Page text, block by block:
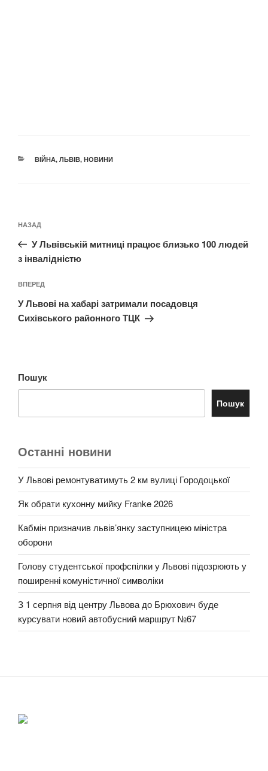
КАТЕГОРІЇ
ВІЙНА, ЛЬВІВ, НОВИНИ
записів
Попередній
запис:
НАЗАД
У Львівській митниці працює близько 100 людей
з інвалідністю
Наступний
запис
ВПЕРЕД
У Львові на хабарі затримали посадовця
Сихівського районного ТЦК
Пошук
Пошук
Останні новини
У Львові ремонтуватимуть 2 км вулиці Городоцької
Як обрати кухонну мийку Franke 2026
Кабмін призначив львів’янку заступницею міністра
оборони
Голову студентської профспілки у Львові підозрюють у
поширенні комуністичної символіки
З 1 серпня від центру Львова до Брюхович буде
курсувати новий автобусний маршрут №67